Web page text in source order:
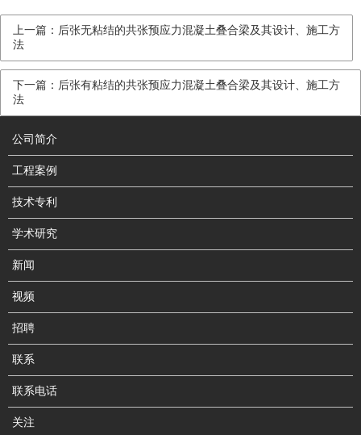
上一篇：后张无粘结的共张预应力混凝土叠合梁及其设计、施工方
法
下一篇：后张有粘结的共张预应力混凝土叠合梁及其设计、施工方
法
公司简介
工程案例
技术专利
学术研究
新闻
视频
招聘
联系
联系电话
关注